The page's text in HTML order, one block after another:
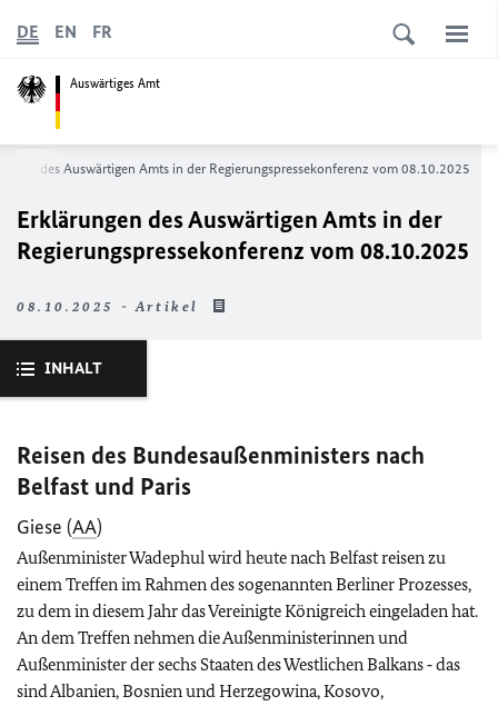
Auswärtiges Amt
DE EN FR
des Auswärtigen Amts in der Regierungspressekonferenz vom 08.10.2025
Erklärungen des Auswärtigen Amts in der
Regierungspressekonferenz vom 08.10.2025
08.10.2025 - Artikel
INHALT
Reisen des Bundesaußenministers nach
Belfast und Paris
Giese (AA)
Außenminister Wadephul wird heute nach Belfast reisen zu
einem Treffen im Rahmen des sogenannten Berliner Prozesses,
zu dem in diesem Jahr das Vereinigte Königreich eingeladen hat.
An dem Treffen nehmen die Außenministerinnen und
Außenminister der sechs Staaten des Westlichen Balkans ‑ das
sind Albanien, Bosnien und Herzegowina, Kosovo,